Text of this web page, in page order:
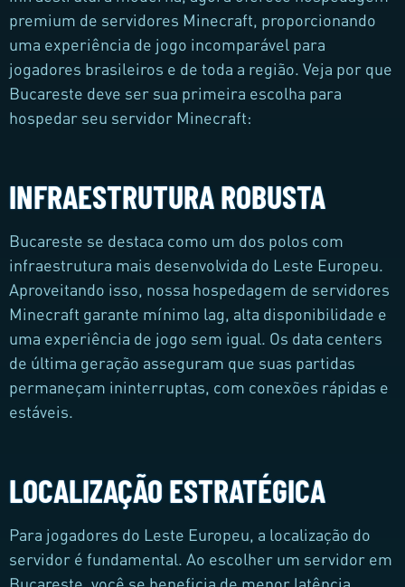
premium de servidores Minecraft, proporcionando
uma experiência de jogo incomparável para
jogadores brasileiros e de toda a região. Veja por que
Bucareste deve ser sua primeira escolha para
hospedar seu servidor Minecraft:
INFRAESTRUTURA ROBUSTA
Bucareste se destaca como um dos polos com
infraestrutura mais desenvolvida do Leste Europeu.
Aproveitando isso, nossa hospedagem de servidores
Minecraft garante mínimo lag, alta disponibilidade e
uma experiência de jogo sem igual. Os data centers
de última geração asseguram que suas partidas
permaneçam ininterruptas, com conexões rápidas e
estáveis.
LOCALIZAÇÃO ESTRATÉGICA
Para jogadores do Leste Europeu, a localização do
servidor é fundamental. Ao escolher um servidor em